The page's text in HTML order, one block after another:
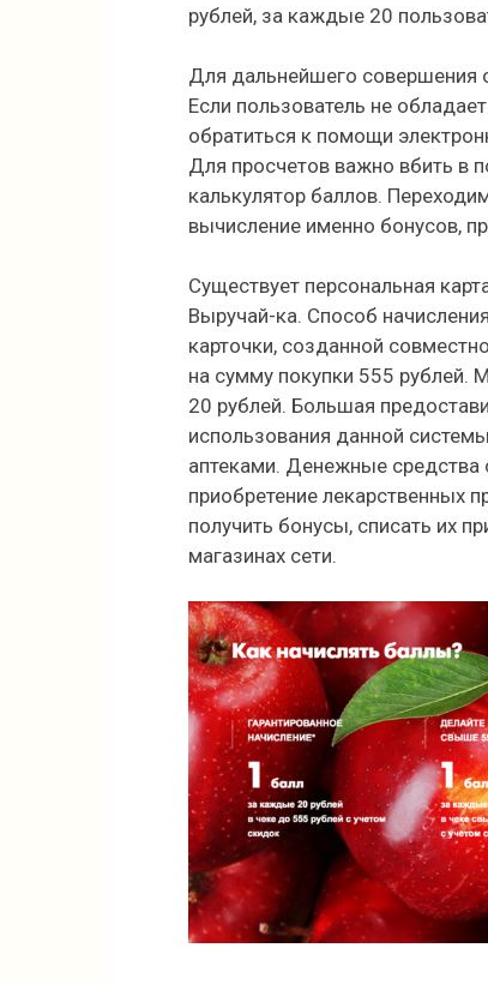
рублей, за каждые 20
Для дальнейшего совершения
Если пользователь не
обратиться к помощи
Для просчетов важно вбить в
калькулятор баллов.
вычисление именно бонусов,
Существует персональная
Выручай-ка. Способ
карточки, созданной
на сумму покупки 555 рублей.
20 рублей. Большая
использования данной
аптеками. Денежные средства
приобретение лекарственных
получить бонусы, списать их
магазинах сети.